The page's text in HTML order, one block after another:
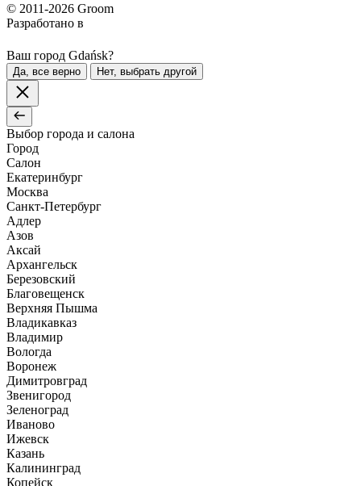
© 2011-2026 Groom
Разработано в
Ваш город Gdańsk?
Да, все верно Нет, выбрать другой
Выбор города и салона
Город
Салон
Екатеринбург
Москва
Санкт-Петербург
Адлер
Азов
Аксай
Архангельск
Березовский
Благовещенск
Верхняя Пышма
Владикавказ
Владимир
Вологда
Воронеж
Димитровград
Звенигород
Зеленоград
Иваново
Ижевск
Казань
Калининград
Копейск